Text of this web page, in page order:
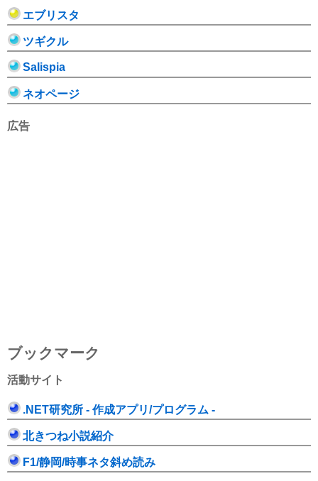
エブリスタ
ツギクル
Salispia
ネオページ
広告
ブックマーク
活動サイト
.NET研究所 - 作成アプリ/プログラム -
北きつね小説紹介
F1/静岡/時事ネタ斜め読み